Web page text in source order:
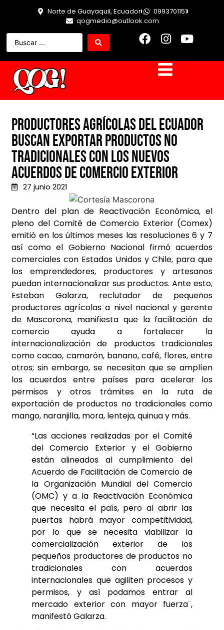
Norte de Guayaquil, Ecuador
0993701151
qogmedio@outlook.com
Productores agrícolas del Ecuador
buscan exportar productos no
tradicionales con los nuevos
acuerdos de Comercio Exterior
27 junio 2021
Dentro del plan de Reactivación Económica, el
pleno del Comité de Comercio Exterior (Comex)
emitió en los últimos meses las resoluciones 6 y 7
así como el Gobierno Nacional firmó acuerdos
comerciales con Estados Unidos y Chile, para que
los emprendedores, productores y artesanos
puedan internacionalizar sus productos. Ante esto,
Esteban Galarza, reclutador de pequeños
productores agrícolas a nivel nacional y gerente
de Mascorona, manifiesta que la facilitación de
comercio ayuda a fortalecer la
internacionalización de productos tradicionales
como cacao, camarón, banano, café, flores, entre
otros; sin embargo, se necesitan que se amplíen
los acuerdos entre países para acelerar los
permisos y otros trámites en la ruta de
exportación de productos no tradicionales como
mango, naranjilla, mora, lenteja, quinua y más.
“Las acciones realizadas por el Comité
del Comercio Exterior y el Gobierno
están alineados al cumplimiento del
Acuerdo de Facilitación de Comercio de
la Organización Mundial del Comercio
(OMC) y a la Reactivación Económica
que necesita el país, pero al abrir las
puertas habrá mayor competitividad,
por lo que se necesita viabilizar la
comercialización exterior de los
pequeños productores de productos no
tradicionales con acuerdos
internacionales que agiliten procesos y
permisos, y así podamos entrar al
mercado exterior con mayor fuerza¨,
manifestó Galarza.